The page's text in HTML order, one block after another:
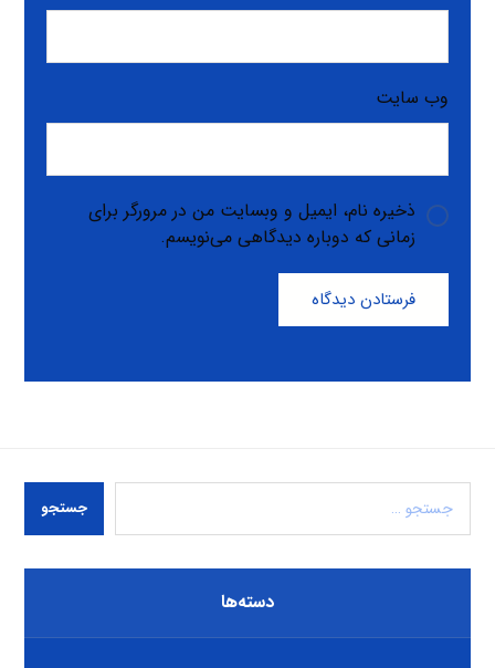
وب‌ سایت
ذخیره نام، ایمیل و وبسایت من در مرورگر برای
زمانی که دوباره دیدگاهی می‌نویسم.
فرستادن دیدگاه
جستجو
دسته‌ها